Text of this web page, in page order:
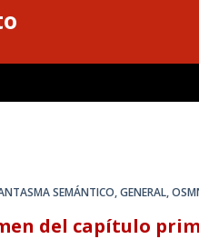
SEMÁNTICO,GENERAL,
del capítulo